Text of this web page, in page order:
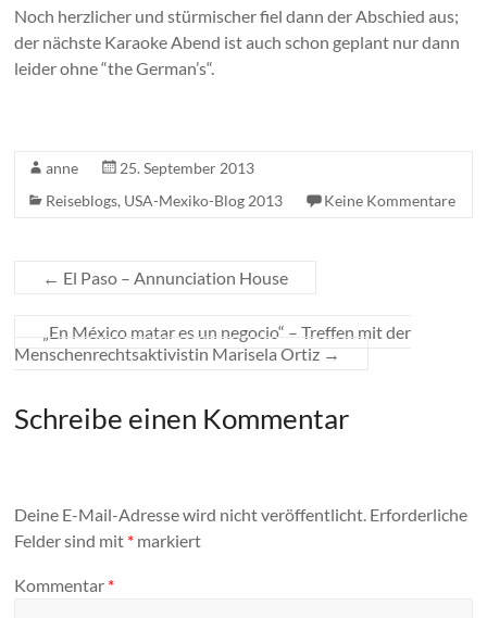
Noch herzlicher und stürmischer fiel dann der Abschied aus;
der nächste Karaoke Abend ist auch schon geplant nur dann
leider ohne “the German’s“.
anne
25. September 2013
Reiseblogs, USA-Mexiko-Blog 2013 Keine Kommentare
← El Paso – Annunciation House
„En México matar es un negocio“ – Treffen mit der
Menschenrechtsaktivistin Marisela Ortiz →
Schreibe einen Kommentar
Deine E-Mail-Adresse wird nicht veröffentlicht. Erforderliche
Felder sind mit * markiert
Kommentar *